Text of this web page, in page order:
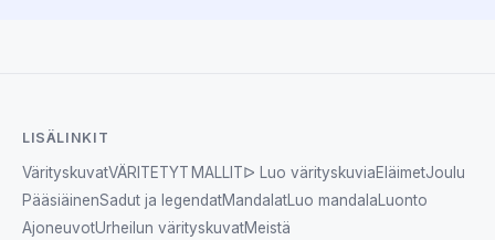
LISÄLINKIT
VärityskuvatVÄRITETYT MALLITᐅ Luo värityskuviaEläimetJoulu
PääsiäinenSadut ja legendatMandalatLuo mandalaLuonto
AjoneuvotUrheilun värityskuvatMeistä